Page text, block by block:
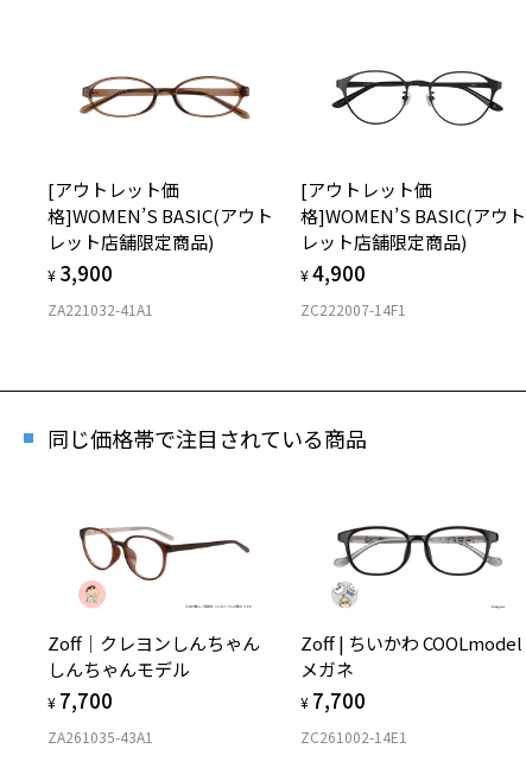
[アウトレット価
格]WOMEN’S BASIC(アウト
レット店舗限定商品)
¥ 3,900
ZA221032-41A1
[アウトレット価
格]WOMEN’S BASIC(アウト
レット店舗限定商品)
¥4,900
ZC222007-14F1
同じ価格帯で注目されている商品
Zoff｜クレヨンしんちゃん
しんちゃんモデル
¥ 7,700
ZA261035-43A1
Zoff | ちいかわ COOLmodel
メガネ
¥ 7,700
ZC261002-14E1